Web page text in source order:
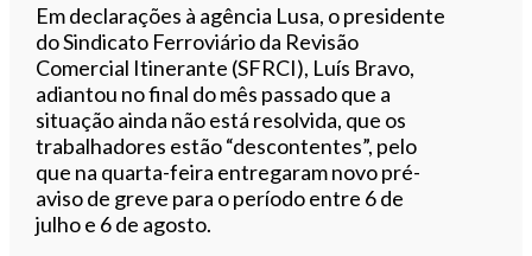
Em declarações à agência Lusa, o presidente
do Sindicato Ferroviário da Revisão
Comercial Itinerante (SFRCI), Luís Bravo,
adiantou no final do mês passado que a
situação ainda não está resolvida, que os
trabalhadores estão “descontentes”, pelo
que na quarta-feira entregaram novo pré-
aviso de greve para o período entre 6 de
julho e 6 de agosto.